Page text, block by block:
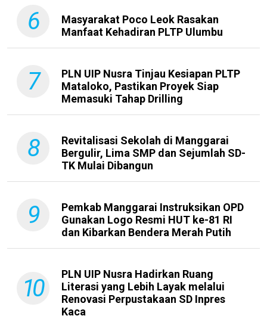
6
Masyarakat Poco Leok Rasakan
Manfaat Kehadiran PLTP Ulumbu
7
PLN UIP Nusra Tinjau Kesiapan PLTP
Mataloko, Pastikan Proyek Siap
Memasuki Tahap Drilling
8
Revitalisasi Sekolah di Manggarai
Bergulir, Lima SMP dan Sejumlah SD-
TK Mulai Dibangun
9
Pemkab Manggarai Instruksikan OPD
Gunakan Logo Resmi HUT ke-81 RI
dan Kibarkan Bendera Merah Putih
10
PLN UIP Nusra Hadirkan Ruang
Literasi yang Lebih Layak melalui
Renovasi Perpustakaan SD Inpres
Kaca